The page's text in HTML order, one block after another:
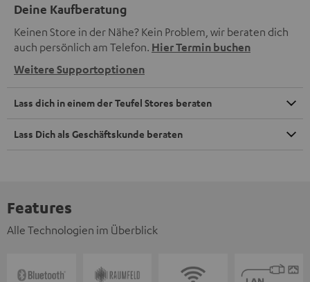
Deine Kaufberatung
Keinen Store in der Nähe? Kein Problem, wir beraten dich
auch persönlich am Telefon. Hier Termin buchen
Weitere Supportoptionen
Lass dich in einem der Teufel Stores beraten
Lass Dich als Geschäftskunde beraten
Features
Alle Technologien im Überblick